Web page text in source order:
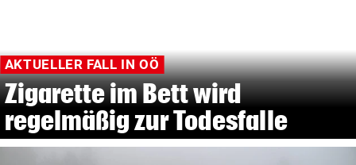
AKTUELLER FALL IN OÖ
Zigarette im Bett wird
regelmäßig zur Todesfalle